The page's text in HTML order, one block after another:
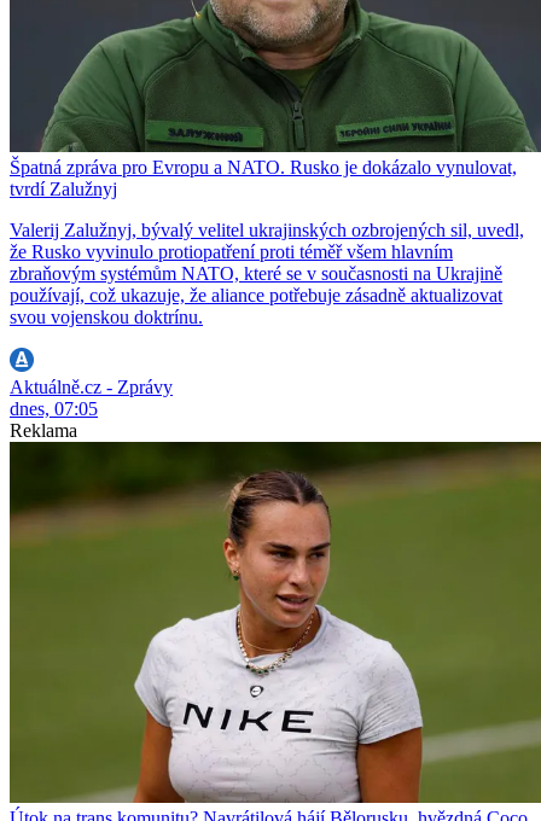
Špatná zpráva pro Evropu a NATO. Rusko je dokázalo vynulovat,
tvrdí Zalužnyj
Valerij Zalužnyj, bývalý velitel ukrajinských ozbrojených sil, uvedl,
že Rusko vyvinulo protiopatření proti téměř všem hlavním
zbraňovým systémům NATO, které se v současnosti na Ukrajině
používají, což ukazuje, že aliance potřebuje zásadně aktualizovat
svou vojenskou doktrínu.
Aktuálně.cz - Zprávy
dnes, 07:05
Reklama